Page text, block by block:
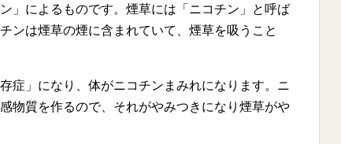
」によるものです。煙草には「ニコチン」と呼ば
ンは煙草の煙に含まれていて、煙草を吸うこと
症」になり、体がニコチンまみれになります。ニ
物質を作るので、それがやみつきになり煙草がや